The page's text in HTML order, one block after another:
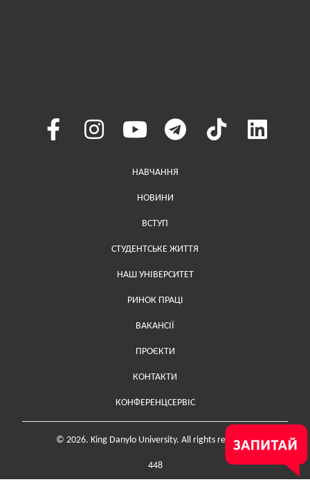
Меню у хедері
НАВЧАННЯ
НОВИНИ
ВСТУП
СТУДЕНТСЬКЕ ЖИТТЯ
НАШ УНІВЕРСИТЕТ
РИНОК ПРАЦІ
ВАКАНСІЇ
ПРОЄКТИ
Меню у футері (додаткове)
КОНТАКТИ
КОНФЕРЕНЦСЕРВІС
© 2026. King Danylo University. All rights reserved.
448